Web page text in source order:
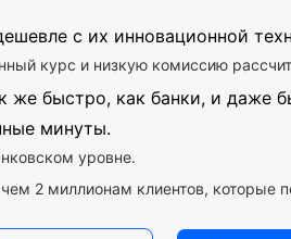
с их инновационной
курс и низкую комиссию
же быстро, как банки, и даже
минуты.
уровне.
2 миллионам клиентов, которые